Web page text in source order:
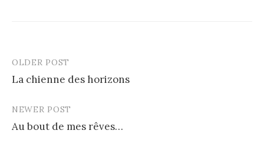
Post
navigation
OLDER POST
La chienne des horizons
NEWER POST
Au bout de mes rêves…